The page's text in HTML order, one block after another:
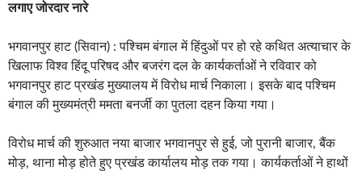
लगाए जोरदार नारे
भगवानपुर हाट (सिवान) : पश्चिम बंगाल में हिंदुओं पर हो रहे कथित अत्याचार के
खिलाफ विश्व हिंदू परिषद और बजरंग दल के कार्यकर्ताओं ने रविवार को
भगवानपुर हाट प्रखंड मुख्यालय में विरोध मार्च निकाला। इसके बाद पश्चिम
बंगाल की मुख्यमंत्री ममता बनर्जी का पुतला दहन किया गया।
विरोध मार्च की शुरुआत नया बाजार भगवानपुर से हुई, जो पुरानी बाजार, बैंक
मोड़, थाना मोड़ होते हुए प्रखंड कार्यालय मोड़ तक गया। कार्यकर्ताओं ने हाथों